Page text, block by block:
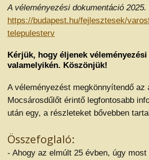
A véleményezési dokumentáció
https://budapest.hu/fejlesztesek/
telepulesterv
Kérjük, hogy éljenek
valamelyikén. Köszönjük!
A véleményezést megkönnyítendő
Mocsárosdűlőt érintő legfontosabb
után egy, a részleteket bővebben
Összefoglaló:
- Ahogy az elmúlt 25 évben, úgy